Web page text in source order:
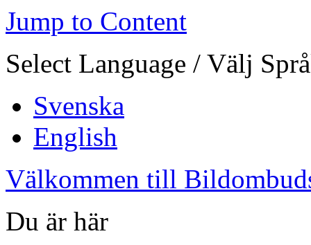
Jump to Content
Select Language / Välj
Svenska
English
Välkommen till
Du är här